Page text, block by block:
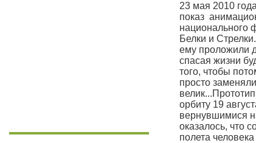
23 мая 2010
показ
национального
Белки и
ему проложили
спасая жизни
того, чтобы
просто
орбиту 19
вернувшимися
оказалось, что
полета